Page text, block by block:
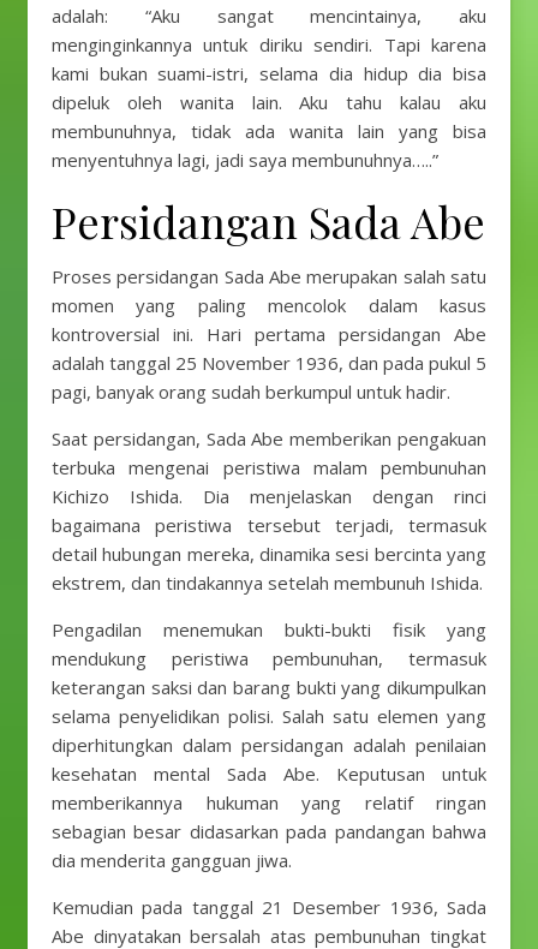
adalah: “Aku sangat mencintainya, aku
menginginkannya untuk diriku sendiri. Tapi karena
kami bukan suami-istri, selama dia hidup dia bisa
dipeluk oleh wanita lain. Aku tahu kalau aku
membunuhnya, tidak ada wanita lain yang bisa
menyentuhnya lagi, jadi saya membunuhnya…..”
Persidangan Sada Abe
Proses persidangan Sada Abe merupakan salah satu
momen yang paling mencolok dalam kasus
kontroversial ini. Hari pertama persidangan Abe
adalah tanggal 25 November 1936, dan pada pukul 5
pagi, banyak orang sudah berkumpul untuk hadir.
Saat persidangan, Sada Abe memberikan pengakuan
terbuka mengenai peristiwa malam pembunuhan
Kichizo Ishida. Dia menjelaskan dengan rinci
bagaimana peristiwa tersebut terjadi, termasuk
detail hubungan mereka, dinamika sesi bercinta yang
ekstrem, dan tindakannya setelah membunuh Ishida.
Pengadilan menemukan bukti-bukti fisik yang
mendukung peristiwa pembunuhan, termasuk
keterangan saksi dan barang bukti yang dikumpulkan
selama penyelidikan polisi. Salah satu elemen yang
diperhitungkan dalam persidangan adalah penilaian
kesehatan mental Sada Abe. Keputusan untuk
memberikannya hukuman yang relatif ringan
sebagian besar didasarkan pada pandangan bahwa
dia menderita gangguan jiwa.
Kemudian pada tanggal 21 Desember 1936, Sada
Abe dinyatakan bersalah atas pembunuhan tingkat